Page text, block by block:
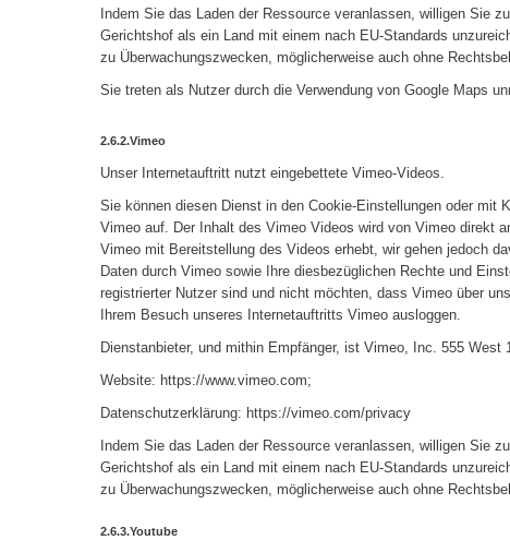
Indem Sie das Laden der Ressource veranlassen, willigen Sie
Gerichtshof als ein Land mit einem nach EU-Standards
zu Überwachungszwecken, möglicherweise auch ohne
Sie treten als Nutzer durch die Verwendung von Google Maps
2.6.2.Vimeo
Unser Internetauftritt nutzt eingebettete Vimeo-Videos.
Sie können diesen Dienst in den Cookie-Einstellungen oder
Vimeo auf. Der Inhalt des Vimeo Videos wird von Vimeo direkt
Vimeo mit Bereitstellung des Videos erhebt, wir gehen jedoch
Daten durch Vimeo sowie Ihre diesbezüglichen Rechte und
registrierter Nutzer sind und nicht möchten, dass Vimeo über
Ihrem Besuch unseres Internetauftritts Vimeo ausloggen.
Dienstanbieter, und mithin Empfänger, ist Vimeo, Inc. 555 West
Website: https://www.vimeo.com;
Datenschutzerklärung: https://vimeo.com/privacy
Indem Sie das Laden der Ressource veranlassen, willigen Sie
Gerichtshof als ein Land mit einem nach EU-Standards
zu Überwachungszwecken, möglicherweise auch ohne
2.6.3.Youtube